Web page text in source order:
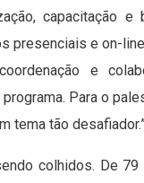
capacitação
presenciais e on-
e
Para o
tema tão
colhidos. De